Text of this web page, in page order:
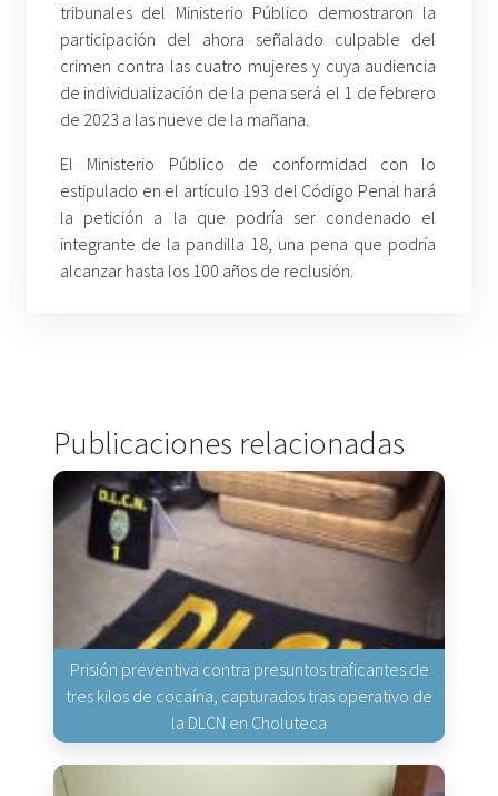
tribunales del Ministerio Público demostraron la
participación del ahora señalado culpable del
crimen contra las cuatro mujeres y cuya audiencia
de individualización de la pena será el 1 de febrero
de 2023 a las nueve de la mañana.
El Ministerio Público de conformidad con lo
estipulado en el artículo 193 del Código Penal hará
la petición a la que podría ser condenado el
integrante de la pandilla 18, una pena que podría
alcanzar hasta los 100 años de reclusión.
Publicaciones relacionadas
Prisión preventiva contra presuntos traficantes de
tres kilos de cocaína, capturados tras operativo de
la DLCN en Choluteca